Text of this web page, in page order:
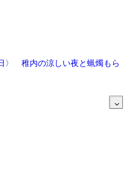
〉 稚内の涼しい夜と蝋燭もら